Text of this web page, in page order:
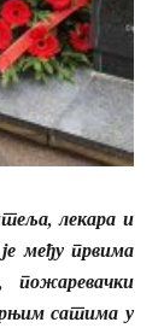
лекара и
међу првима
пожаревачки
сатимау